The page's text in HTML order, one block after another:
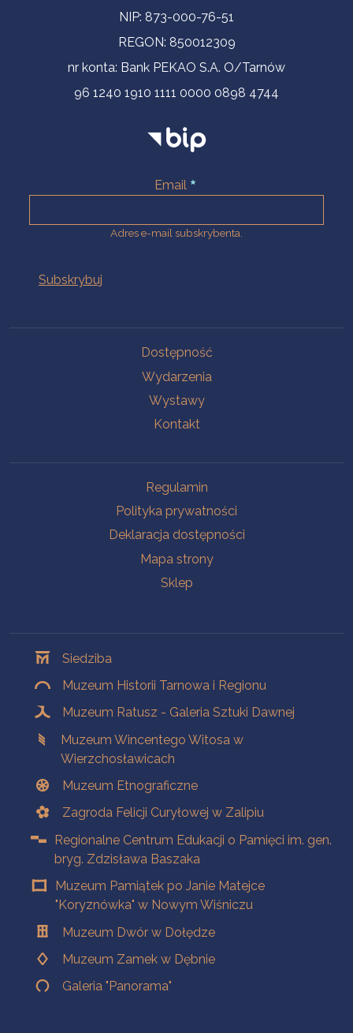
NIP: 873-000-76-51
REGON: 850012309
nr konta: Bank PEKAO S.A. O/Tarnów
96 1240 1910 1111 0000 0898 4744
Email
Adres e-mail subskrybenta.
Dostępność
Wydarzenia
Wystawy
Kontakt
Regulamin
Polityka prywatności
Deklaracja dostępności
Mapa strony
Sklep
Siedziba
Muzeum Historii Tarnowa i Regionu
Muzeum Ratusz - Galeria Sztuki Dawnej
Muzeum Wincentego Witosa w
Wierzchosławicach
Muzeum Etnograficzne
Zagroda Felicji Curyłowej w Zalipiu
Regionalne Centrum Edukacji o Pamięci im. gen.
bryg. Zdzisława Baszaka
Muzeum Pamiątek po Janie Matejce
"Koryznówka" w Nowym Wiśniczu
Muzeum Dwór w Dołędze
Muzeum Zamek w Dębnie
Galeria "Panorama"